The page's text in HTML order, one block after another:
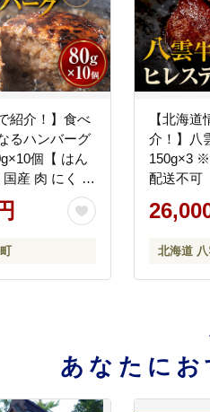
紹介！】食べ
るハンバーグ
個【 はん
産 肉 にく ニ
お手軽 小分け
凍食品 お弁
食卓 噴火
】 ※沖
【北海
介！】八
150g×3
配送不可
北海道
あなたに